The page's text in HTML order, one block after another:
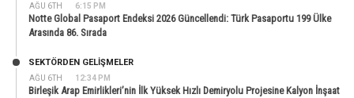
AĞU 6TH 6:15 PM
Notte Global Pasaport Endeksi 2026 Güncellendi: Türk Pasaportu 199 Ülke
Arasında 86. Sırada
AĞU 6TH 12:34 PM
SEKTÖRDEN GELIŞMELER
Birleşik Arap Emirlikleri’nin İlk Yüksek Hızlı Demiryolu Projesine Kalyon İnşaat